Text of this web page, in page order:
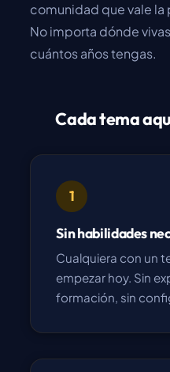
comunidad que vale la
No importa dónde
cuántos años tengas.
Cada tema
1
Sin habilidades
Cualquiera con un
empezar hoy. Sin
formación, sin